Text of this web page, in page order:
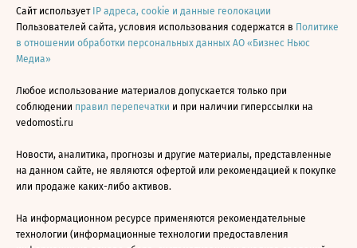
Сайт использует IP адреса, cookie и данные геолокации
Пользователей сайта, условия использования содержатся в Политике
в отношении обработки персональных данных АО «Бизнес Ньюс
Медиа»
Любое использование материалов допускается только при
соблюдении правил перепечатки и при наличии гиперссылки на
vedomosti.ru
Новости, аналитика, прогнозы и другие материалы, представленные
на данном сайте, не являются офертой или рекомендацией к покупке
или продаже каких-либо активов.
На информационном ресурсе применяются рекомендательные
технологии (информационные технологии предоставления